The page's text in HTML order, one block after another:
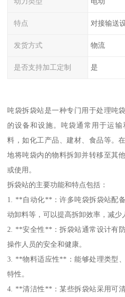
特点 对接输送
发货方式 物流
是否支持加工定制 是
吨袋拆袋站是一种专门用于处理吨
的设备和设施。吨袋通常用于运
料，如化工产品、建材、食品等。
地将吨袋内的物料拆卸并转移至其
或使用。
拆袋站的主要功能和特点包括：
1. **自动化**：许多吨袋拆袋站配
动卸料等，可以提高拆卸效率，减少
2. **安全性**：拆袋站通常设计有
操作人员的安全和健康。
3. **物料适应性**：能够处理类型
特性。
4. **清洁性**：某些拆袋站采用可